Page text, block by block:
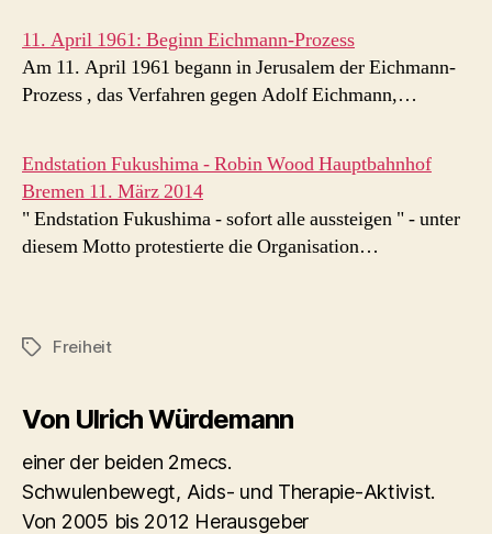
11. April 1961: Beginn Eichmann-Prozess
Am 11. April 1961 begann in Jerusalem der Eichmann-
Prozess , das Verfahren gegen Adolf Eichmann,…
Endstation Fukushima - Robin Wood Hauptbahnhof
Bremen 11. März 2014
" Endstation Fukushima - sofort alle aussteigen " - unter
diesem Motto protestierte die Organisation…
Schlagwörter
Freiheit
Von Ulrich Würdemann
einer der beiden 2mecs.
Schwulenbewegt, Aids- und Therapie-Aktivist.
Von 2005 bis 2012 Herausgeber